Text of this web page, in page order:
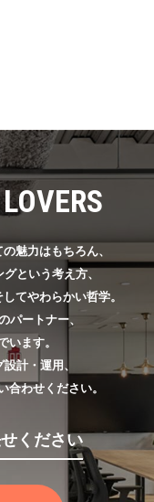
魅力はもちろん、
という考え方、
てやわらかい哲学。
パートナー、
います。
計・運用、
合わせください。
ください